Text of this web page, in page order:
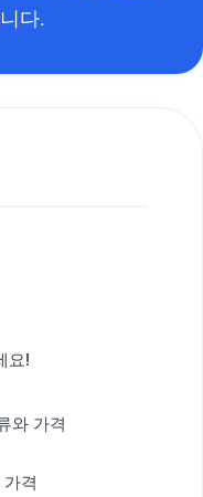
다.
요!
와 가격
격